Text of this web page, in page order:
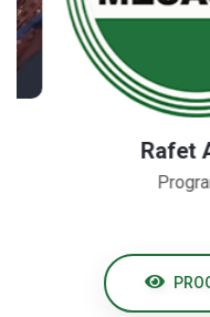
Rafet Atilla
Programcı